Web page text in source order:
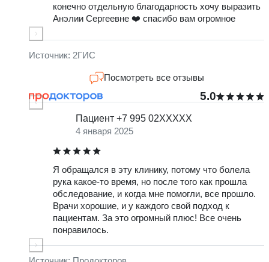
конечно отдельную благодарность хочу выразить
Анэлии Сергеевне ❤️ спасибо вам огромное
Источник: 2ГИС
Посмотреть все отзывы
5.0
Пациент +7 995 02XXXXX
4 января 2025
Я обращался в эту клинику, потому что болела
рука какое-то время, но после того как прошла
обследование, и когда мне помогли, все прошло.
Врачи хорошие, и у каждого свой подход к
пациентам. За это огромный плюс! Все очень
понравилось.